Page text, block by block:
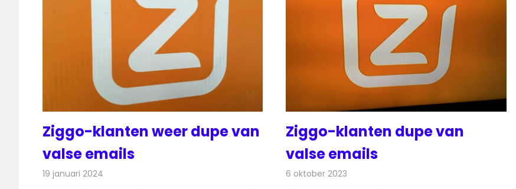
Ziggo-klanten weer dupe van
valse emails
19 januari 2024
Ziggo-klanten dupe van
valse emails
6 oktober 2023